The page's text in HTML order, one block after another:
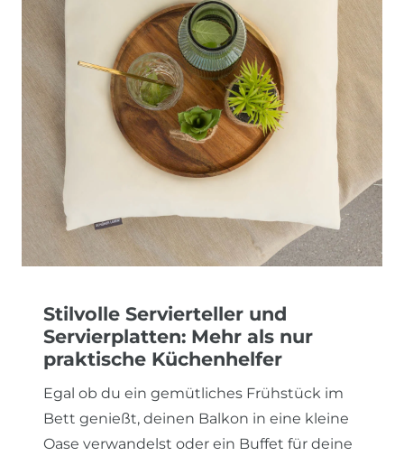
Stilvolle Servierteller und
Servierplatten: Mehr als nur
praktische Küchenhelfer
Egal ob du ein gemütliches Frühstück im
Bett genießt, deinen Balkon in eine kleine
Oase verwandelst oder ein Buffet für deine